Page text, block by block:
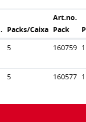
Packs/Caixa
Art.no.
Pack
5 160759 1
5 160577 1